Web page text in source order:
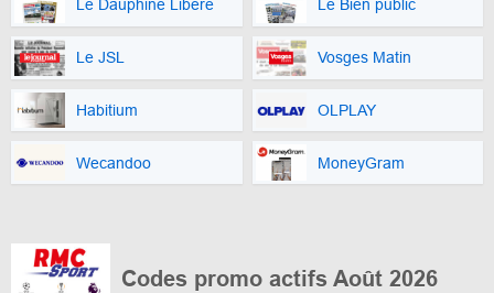
Le Dauphiné Libéré Le Bien public
Le JSL Vosges Matin
Habitium OLPLAY
Wecandoo MoneyGram
Codes promo actifs Août 2026